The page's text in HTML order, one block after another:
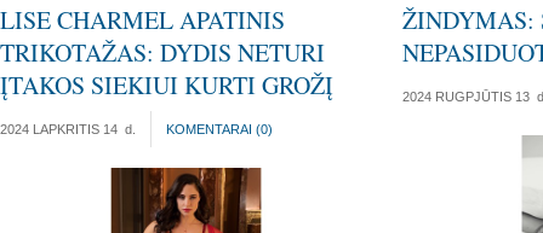
LISE CHARMEL APATINIS
TRIKOTAŽAS: DYDIS NETURI
ĮTAKOS SIEKIUI KURTI GROŽĮ
2024 LAPKRITIS 14 d. KOMENTARAI (0)
ŽINDYMAS:
2024 RUGPJŪTIS 13